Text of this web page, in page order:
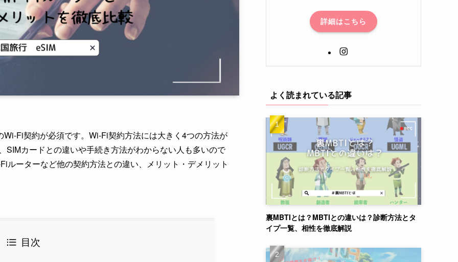
Fi契約が必須です。Wi-Fi契約方法には大きく4つの方法が
SIMカードとの違いや手続き方法がわからない人も多いので
ルーターなど他の契約方法との違い、メリット・デメリット
目次
詳細はこちら
よく読まれている記事
裏MBTIとは？MBTIとの違いは？診断方法とタ
イプ一覧、相性を徹底解説